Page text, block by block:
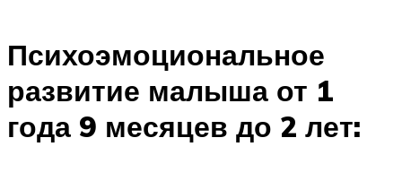
Психоэмоциональное
развитие малыша от 1
года 9 месяцев до 2 лет: